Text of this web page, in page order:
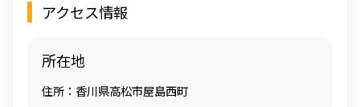
アクセス情報
所在地
住所：香川県高松市屋島西町